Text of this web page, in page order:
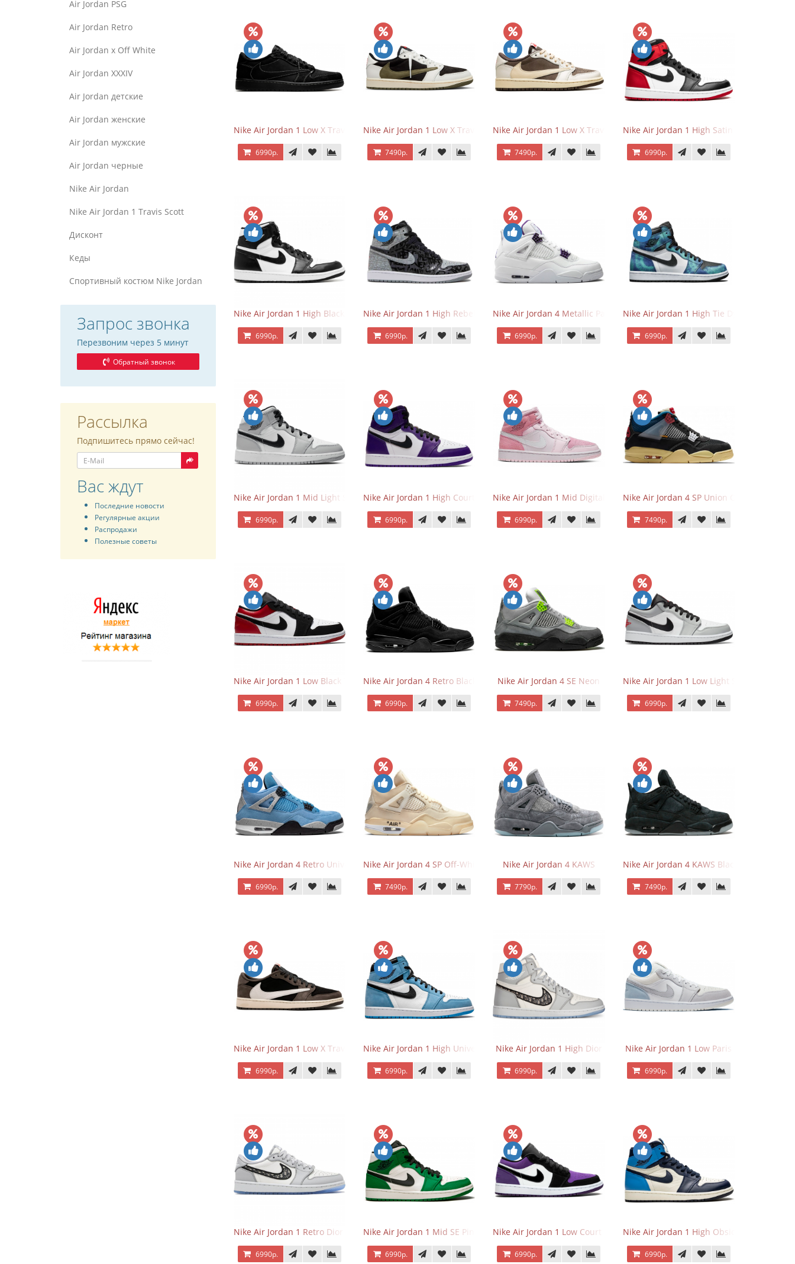
Air Jordan PSG
Air Jordan Retro
Air Jordan x Off White
Air Jordan XXXIV
Air Jordan детские
Air Jordan женские
Air Jordan мужские
Air Jordan черные
Nike Air Jordan
Nike Air Jordan 1 Travis Scott
Дисконт
Кеды
Спортивный костюм Nike Jordan
Запрос звонка
Перезвоним через 5 минут
Обратный звонок
Рассылка
Подпишитесь прямо сейчас!
Вас ждут
Последние новости
Регулярные акции
Распродажи
Полезные советы
Nike Air Jordan 1 Low X Travis Scott Black Phantom
6990р.
Nike Air Jordan 1 Low X Travis Scott Olive
7490р.
Nike Air Jordan 1 Low X Travis Scott Reverse Mocha
7490р.
Nike Air Jordan 1 High Satin Black Toe
6990р.
Nike Air Jordan 1 High Black/White
6990р.
Nike Air Jordan 1 High Rebellionaire
6990р.
Nike Air Jordan 4 Metallic Pack Purple
6990р.
Nike Air Jordan 1 High Tie Dye
6990р.
Nike Air Jordan 1 Mid Light Smoke Grey
6990р.
Nike Air Jordan 1 High Court Purple 2.0
6990р.
Nike Air Jordan 1 Mid Digital Pink
6990р.
Nike Air Jordan 4 SP Union Off Noir
7490р.
Nike Air Jordan 1 Low Black Toe
6990р.
Nike Air Jordan 4 Retro Black Cat
6990р.
Nike Air Jordan 4 SE Neon
7490р.
Nike Air Jordan 1 Low Light Smoke Grey
6990р.
Nike Air Jordan 4 Retro University Blue
6990р.
Nike Air Jordan 4 SP Off-White Sail
7490р.
Nike Air Jordan 4 KAWS
7790р.
Nike Air Jordan 4 KAWS Black
7490р.
Nike Air Jordan 1 Low X Travis Scott
6990р.
Nike Air Jordan 1 High University Blue
6990р.
Nike Air Jordan 1 High Dior
6990р.
Nike Air Jordan 1 Low Paris
6990р.
Nike Air Jordan 1 Retro Dior Low
6990р.
Nike Air Jordan 1 Mid SE Pine Green
6990р.
Nike Air Jordan 1 Low Court Purple
6990р.
Nike Air Jordan 1 High Obsidian University
6990р.